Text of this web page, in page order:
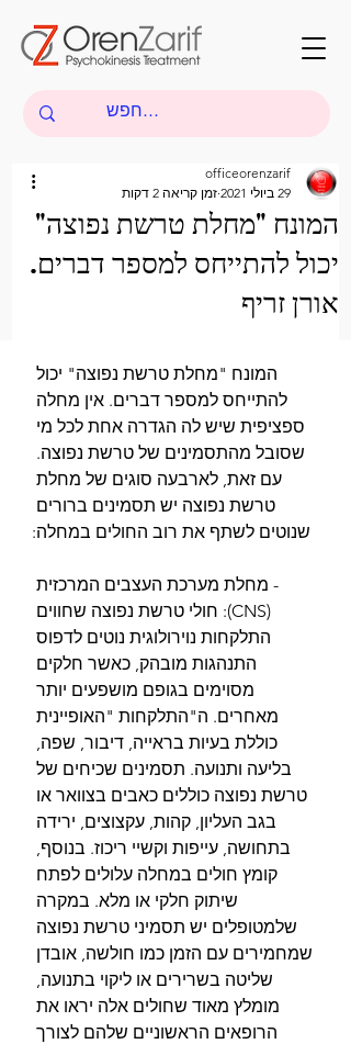
המונח "מחלת טרשת נפוצה"
יכול להתייחס למספר דברים.
אורן זריף
officeorenzarif
29 ביולי 2021
זמן קריאה 2 דקות
המונח "מחלת טרשת נפוצה" יכול
להתייחס למספר דברים. אין מחלה
ספציפית שיש לה הגדרה אחת לכל מי
שסובל מהתסמינים של טרשת נפוצה.
עם זאת, לארבעה סוגים של מחלת
טרשת נפוצה יש תסמינים ברורים
שנוטים לשתף את רוב החולים במחלה:
- מחלת מערכת העצבים המרכזית
(CNS): חולי טרשת נפוצה שחווים
התלקחות נוירולוגית נוטים לדפוס
התנהגות מובהק, כאשר חלקים
מסוימים בגופם מושפעים יותר
מאחרים. ה"התלקחות "האופיינית
כוללת בעיות בראייה, דיבור, שפה,
בליעה ותנועה. תסמינים שכיחים של
טרשת נפוצה כוללים כאבים בצוואר או
בגב העליון, קהות, עקצוצים, ירידה
בתחושה, עייפות וקשיי ריכוז. בנוסף,
קומץ חולים במחלה עלולים לפתח
שיתוק חלקי או מלא. במקרה
שלמטופלים יש תסמיני טרשת נפוצה
שמחמירים עם הזמן כמו חולשה, אובדן
שליטה בשרירים או ליקוי בתנועה,
מומלץ מאוד שחולים אלה יראו את
הרופאים הראשוניים שלהם לצורך